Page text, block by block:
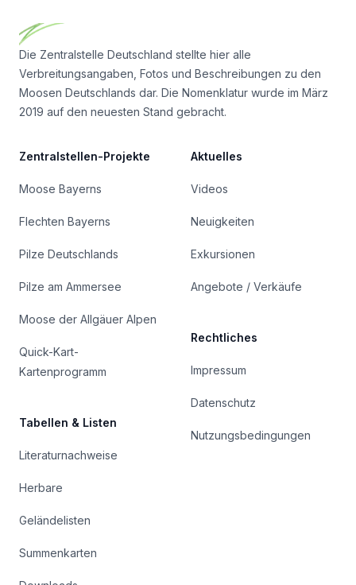
Die Zentralstelle Deutschland stellte hier alle
Verbreitungsangaben, Fotos und Beschreibungen zu den
Moosen Deutschlands dar. Die Nomenklatur wurde im März
2019 auf den neuesten Stand gebracht.
Zentralstellen-Projekte
Moose Bayerns
Flechten Bayerns
Pilze Deutschlands
Pilze am Ammersee
Moose der Allgäuer Alpen
Quick-Kart-
Kartenprogramm
Tabellen & Listen
Literaturnachweise
Herbare
Geländelisten
Summenkarten
Aktuelles
Videos
Neuigkeiten
Exkursionen
Angebote / Verkäufe
Rechtliches
Impressum
Datenschutz
Nutzungsbedingungen